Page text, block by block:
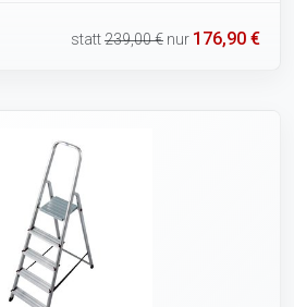
statt239,00 € nur 176,90 €